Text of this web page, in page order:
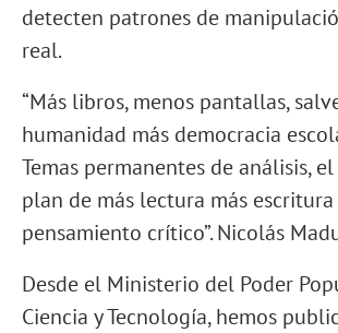
detecten patrones de
real.
“Más libros, menos pantallas,
humanidad más democracia
Temas permanentes de análisis,
plan de más lectura más escritura
pensamiento crítico”. Nicolás
Desde el Ministerio del Poder
Ciencia y Tecnología, hemos